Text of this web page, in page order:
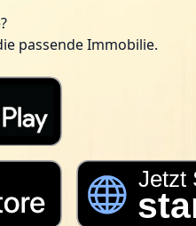
passende Immobilie.